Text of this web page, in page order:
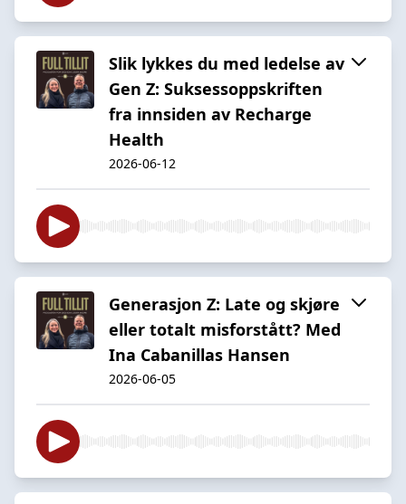
Slik lykkes du med ledelse av
Gen Z: Suksessoppskriften
fra innsiden av Recharge
Health
2026-06-12
Generasjon Z: Late og skjøre
eller totalt misforstått? Med
Ina Cabanillas Hansen
2026-06-05